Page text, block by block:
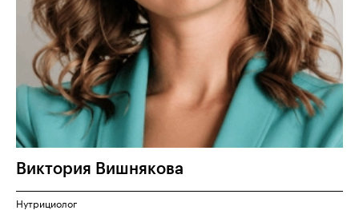
Виктория Вишнякова
Нутрициолог